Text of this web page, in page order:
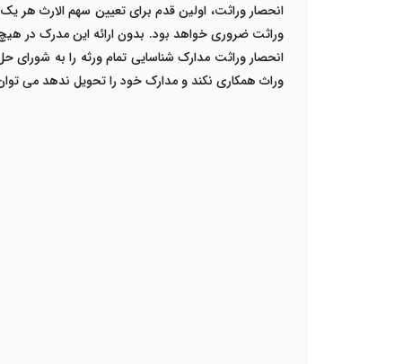
انحصار وراثت، اولین قدم برای تعیین سهم الارث هر
وراثت ضروری خواهد بود. بدون ارائه این مدرک در هیچ
انحصار وراثت مدارک شناسایی تمام ورثه را به
وراث همکاری نکند و مدارک خود را تحویل ندهد می توان